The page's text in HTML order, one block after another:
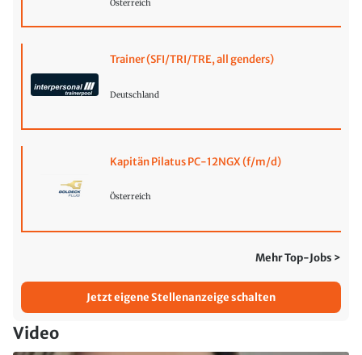
Österreich
Trainer (SFI/TRI/TRE, all genders)
Deutschland
Kapitän Pilatus PC-12NGX (f/m/d)
Österreich
Mehr Top-Jobs >
Jetzt eigene Stellenanzeige schalten
Video